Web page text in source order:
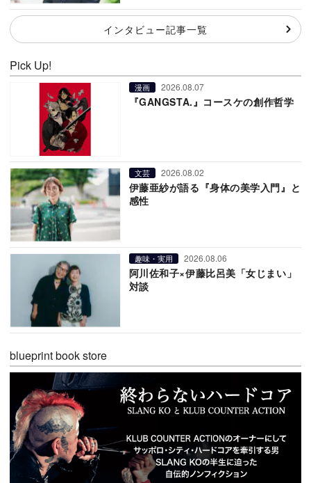
インタビュー記事一覧
Pick Up!
漫画 2026.08.07
『GANGSTA.』コースケの創作哲学
文芸 2026.08.02
伊藤亜紗が語る『身体の美学入門』と
感性
趣味・実用 2026.08.06
阿川佐和子×伊藤比呂美「女じまい」
対談
blueprint book store